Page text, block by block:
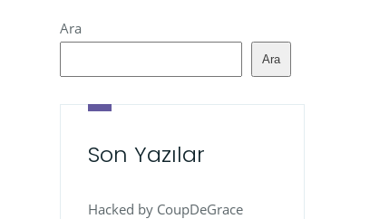
Ara
Ara
Son Yazılar
Hacked by CoupDeGrace